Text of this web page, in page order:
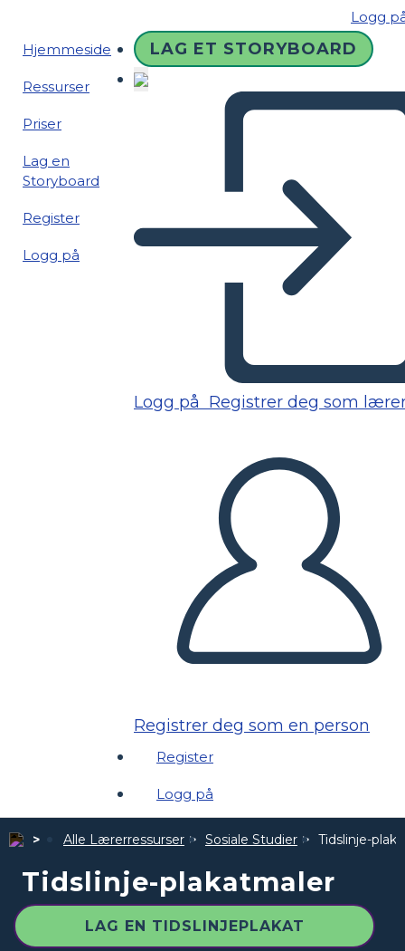
Logg
Hjemmeside
Ressurser
Priser
Lag en
Storyboard
Register
Logg på
LAG ET STORYBOARD
Logg på Registrer deg som
Registrer deg som en person
Register
Logg på
Alle Lærerressurser Sosiale Studier Tidslinje-
Tidslinje-plakatmaler
LAG EN TIDSLINJEPLAKAT